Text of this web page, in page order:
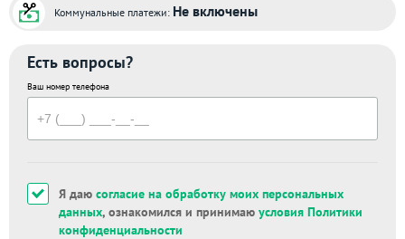
Коммунальные платежи: Не включены
Есть вопросы?
Ваш номер телефона
Я даю согласие на обработку моих персональных
данных, ознакомился и принимаю условия Политики
конфиденциальности